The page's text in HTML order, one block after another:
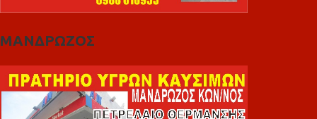
ΜΑΝΔΡΩΖΟΣ